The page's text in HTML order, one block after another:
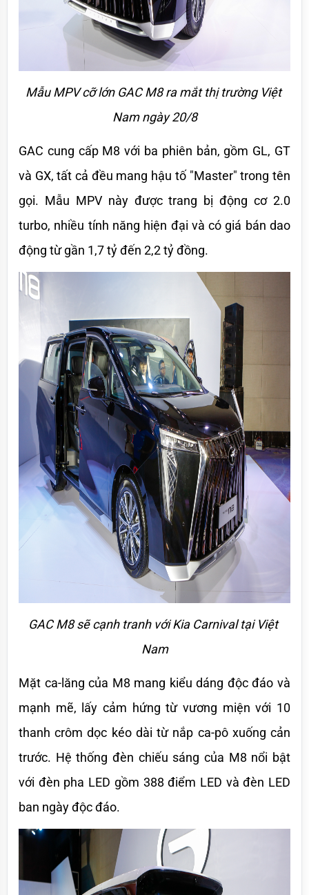
Mẫu MPV cỡ lớn GAC M8 ra mắt thị trường Việt
Nam ngày 20/8
GAC cung cấp M8 với ba phiên bản, gồm GL, GT
và GX, tất cả đều mang hậu tố "Master" trong tên
gọi. Mẫu MPV này được trang bị động cơ 2.0
turbo, nhiều tính năng hiện đại và có giá bán dao
động từ gần 1,7 tỷ đến 2,2 tỷ đồng.
GAC M8 sẽ cạnh tranh với Kia Carnival tại Việt
Nam
Mặt ca-lăng của M8 mang kiểu dáng độc đáo và
mạnh mẽ, lấy cảm hứng từ vương miện với 10
thanh crôm dọc kéo dài từ nắp ca-pô xuống cản
trước. Hệ thống đèn chiếu sáng của M8 nổi bật
với đèn pha LED gồm 388 điểm LED và đèn LED
ban ngày độc đáo.